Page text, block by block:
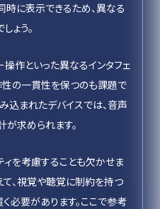
時に表示できるため、異なる
ょう。
操作といった異なるインタフェ
の一貫性を保つのも課題で
込まれたデバイスでは、音声
求められます。
ィを考慮することも欠かせま
て、視覚や聴覚に制約を持つ
必要があります。ここで参考